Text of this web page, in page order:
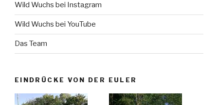
Wild Wuchs bei Instagram
Wild Wuchs bei YouTube
Das Team
EINDRÜCKE VON DER EULER